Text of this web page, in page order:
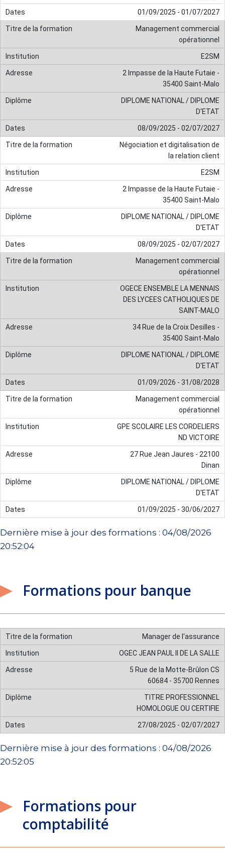
01/09/2025 - 01/07/2027
Management commercial
opérationnel
E2SM
2 Impasse de la Haute Futaie -
35400 Saint-Malo
DIPLOME NATIONAL / DIPLOME
D'ETAT
08/09/2025 - 02/07/2027
Négociation et digitalisation de
la relation client
E2SM
2 Impasse de la Haute Futaie -
35400 Saint-Malo
DIPLOME NATIONAL / DIPLOME
D'ETAT
08/09/2025 - 02/07/2027
Management commercial
opérationnel
OGECE ENSEMBLE LA MENNAIS
DES LYCEES CATHOLIQUES DE
SAINT-MALO
34 Rue de la Croix Desilles -
35400 Saint-Malo
DIPLOME NATIONAL / DIPLOME
D'ETAT
01/09/2026 - 31/08/2028
Management commercial
opérationnel
GPE SCOLAIRE LES CORDELIERS
ND VICTOIRE
27 Rue Jean Jaures - 22100
Dinan
DIPLOME NATIONAL / DIPLOME
D'ETAT
01/09/2025 - 30/06/2027
Dernière mise à jour des formations : 04/08/2026
20:52:04
Formations pour banque
Manager de l'assurance
OGEC JEAN PAUL II DE LA SALLE
5 Rue de la Motte-Brûlon CS
60684 - 35700 Rennes
TITRE PROFESSIONNEL
HOMOLOGUE OU CERTIFIE
27/08/2025 - 02/07/2027
Dernière mise à jour des formations : 04/08/2026
20:52:05
Formations pour
comptabilité